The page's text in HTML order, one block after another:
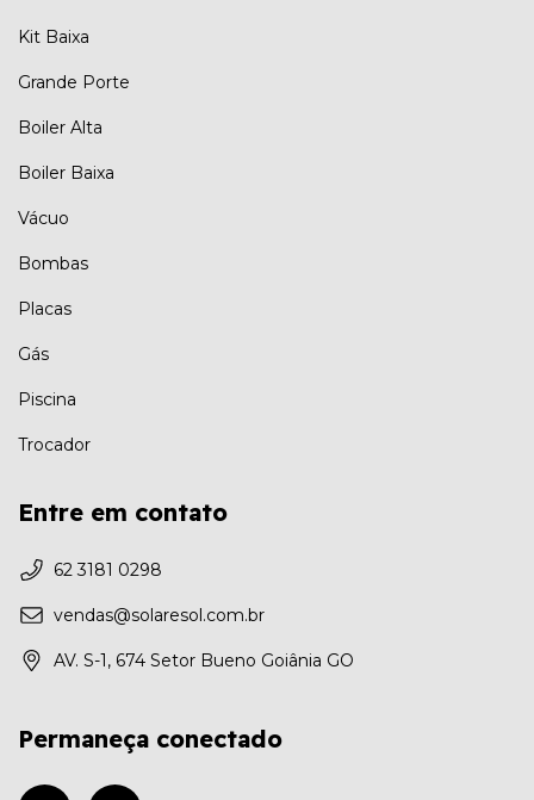
Kit Baixa
Grande Porte
Boiler Alta
Boiler Baixa
Vácuo
Bombas
Placas
Gás
Piscina
Trocador
Entre em contato
62 3181 0298
vendas@solaresol.com.br
AV. S-1, 674 Setor Bueno Goiânia GO
Permaneça conectado